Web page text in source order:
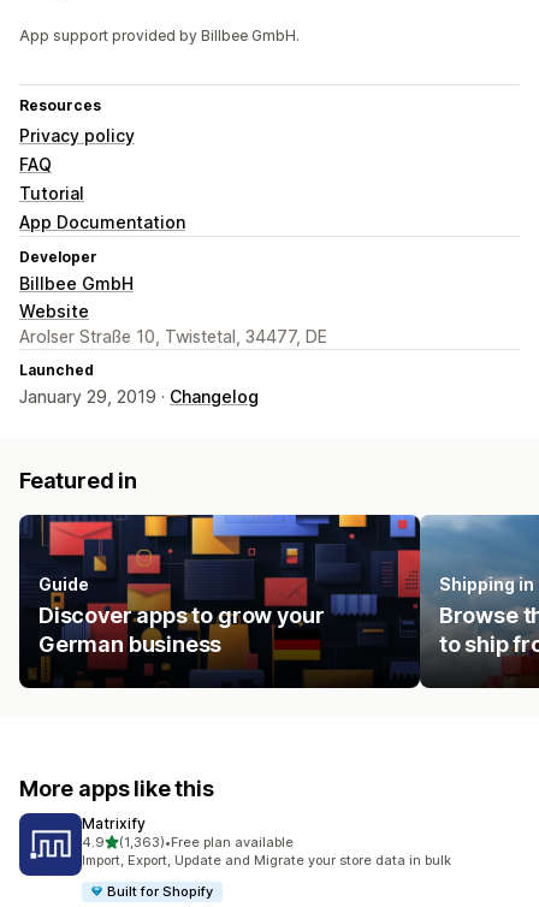
App support provided by Billbee GmbH.
Resources
Privacy policy
FAQ
Tutorial
App Documentation
Developer
Billbee GmbH
Website
Arolser Straße 10, Twistetal, 34477, DE
Launched
January 29, 2019 · Changelog
Featured in
Guide
Discover apps to grow your
German business
Shipping in
Browse
to ship
More apps like this
Matrixify
4.9out of 5 stars
(1,363)
1363 total reviews
•Free plan available
Import, Export, Update and Migrate your store data in bulk
Built for Shopify